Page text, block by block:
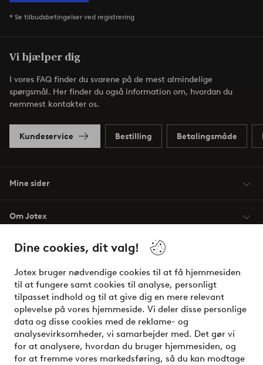
Dine cookies, dit valg!
Jotex bruger nødvendige cookies til at få hjemmesiden
til at fungere samt cookies til analyse, personligt
tilpasset indhold og til at give dig en mere relevant
oplevelse på vores hjemmeside. Vi deler disse personlige
data og disse cookies med de reklame- og
analysevirksomheder, vi samarbejder med. Det gør vi
for at analysere, hvordan du bruger hjemmesiden, og
for at fremme vores markedsføring, så du kan modtage
* Se tilbudsbetingelser ved registrering
Vi hjælper dig
I vores FAQ finder du svarene på de mest almindelige
spørgsmål. Her finder du også information om, hvordan du
nemmest kontakter os.
Kundeservice Bestilling Betalingsmåde
Mine sider
Om Jotex
Vilkår
Venner
Sikre betalinger - betal nu eller del op
Vil du vide mere om vores betalingsmuligheder?